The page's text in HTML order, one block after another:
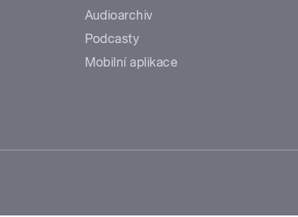
Audioarchiv
Podcasty
Mobilní aplikace